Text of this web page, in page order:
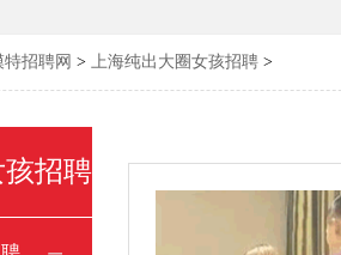
特招聘网 > 上海纯出大圈女孩招聘 >
孩招聘